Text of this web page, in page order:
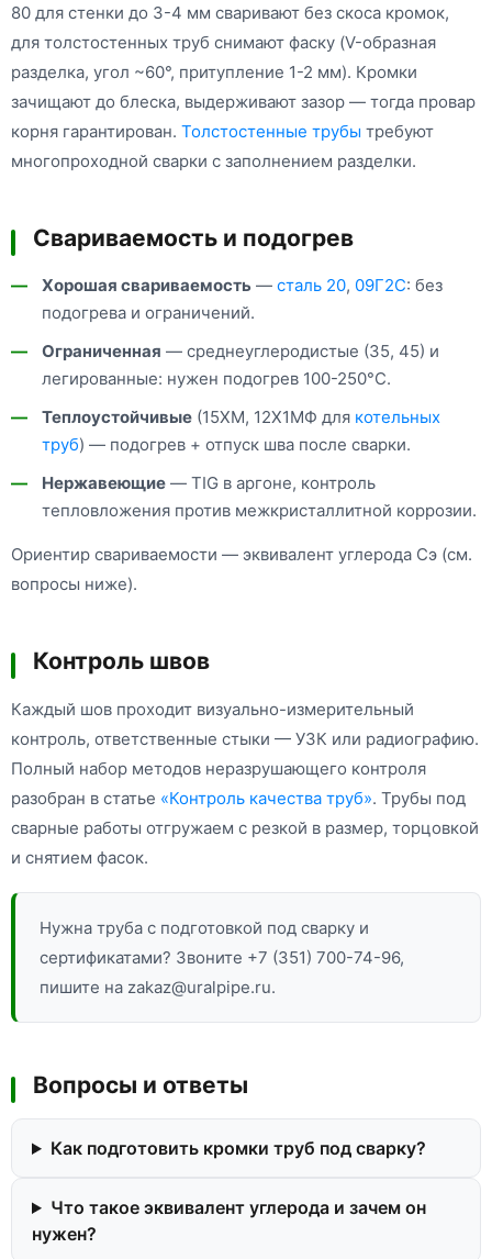
80 для стенки до 3-4 мм сваривают без скоса кромок,
для толстостенных труб снимают фаску (V-образная
разделка, угол ~60°, притупление 1-2 мм). Кромки
зачищают до блеска, выдерживают зазор — тогда провар
корня гарантирован. Толстостенные трубы требуют
многопроходной сварки с заполнением разделки.
Свариваемость и подогрев
Хорошая свариваемость — сталь 20, 09Г2С: без
подогрева и ограничений.
Ограниченная — среднеуглеродистые (35, 45) и
легированные: нужен подогрев 100-250°C.
Теплоустойчивые (15ХМ, 12Х1МФ для котельных
труб) — подогрев + отпуск шва после сварки.
Нержавеющие — TIG в аргоне, контроль
тепловложения против межкристаллитной коррозии.
Ориентир свариваемости — эквивалент углерода Cэ (см.
вопросы ниже).
Контроль швов
Каждый шов проходит визуально-измерительный
контроль, ответственные стыки — УЗК или радиографию.
Полный набор методов неразрушающего контроля
разобран в статье «Контроль качества труб». Трубы под
сварные работы отгружаем с резкой в размер, торцовкой
и снятием фасок.
Нужна труба с подготовкой под сварку и
сертификатами? Звоните +7 (351) 700-74-96,
пишите на zakaz@uralpipe.ru.
Вопросы и ответы
Как подготовить кромки труб под сварку?
Что такое эквивалент углерода и зачем он
нужен?